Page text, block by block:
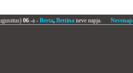
06.-a -Berta,Bettina neve napja.